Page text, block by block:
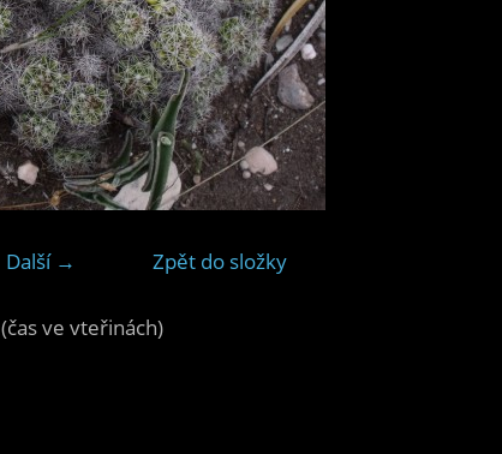
Další → Zpět do složky
(čas ve vteřinách)